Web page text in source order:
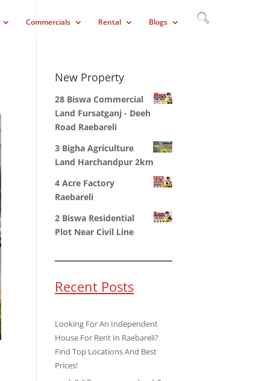
Commercials Rental Blogs
New Property
28 Biswa Commercial
Land Fursatganj - Deeh
Road Raebareli
3 Bigha Agriculture
Land Harchandpur 2km
4 Acre Factory
Raebareli
2 Biswa Residential
Plot Near Civil Line
Recent Posts
Looking For An Independent
House For Rent In Raebareli?
Find Top Locations And Best
Prices!